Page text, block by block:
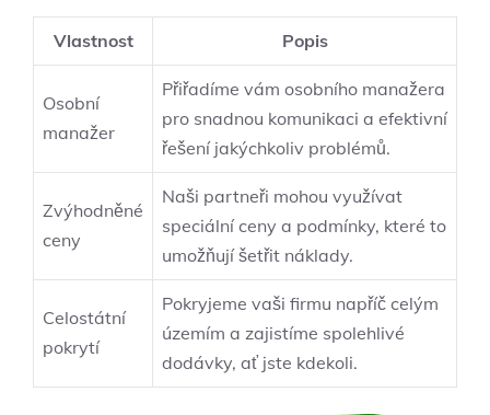
Vlastnost Popis
Osobní
manažer
Přiřadíme vám osobního manažera
pro snadnou komunikaci a efektivní
řešení jakýchkoliv problémů.
Zvýhodněné
ceny
Naši partneři mohou využívat
speciální ceny a podmínky, které to
umožňují šetřit náklady.
Celostátní
pokrytí
Pokryjeme vaši firmu napříč celým
územím a zajistíme spolehlivé
dodávky, ať jste kdekoli.